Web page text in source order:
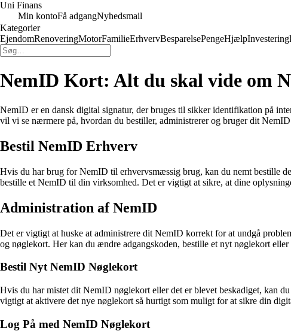
Uni Finans
Min kontoFå adgangNyhedsmail
Kategorier
EjendomRenoveringMotorFamilieErhvervBesparelsePengeHjælpInvestering
NemID Kort: Alt du skal vide om
NemID er en dansk digital signatur, der bruges til sikker identifikation på
vil vi se nærmere på, hvordan du bestiller, administrerer og bruger dit
Bestil NemID Erhverv
Hvis du har brug for NemID til erhvervsmæssig brug, kan du nemt bestille
bestille et NemID til din virksomhed. Det er vigtigt at sikre, at dine
Administration af NemID
Det er vigtigt at huske at administrere dit NemID korrekt for at undgå
og nøglekort. Her kan du ændre adgangskoden, bestille et nyt nøglekort
Bestil Nyt NemID Nøglekort
Hvis du har mistet dit NemID nøglekort eller det er blevet beskadiget, kan
vigtigt at aktivere det nye nøglekort så hurtigt som muligt for at sikre din
Log På med NemID Nøglekort